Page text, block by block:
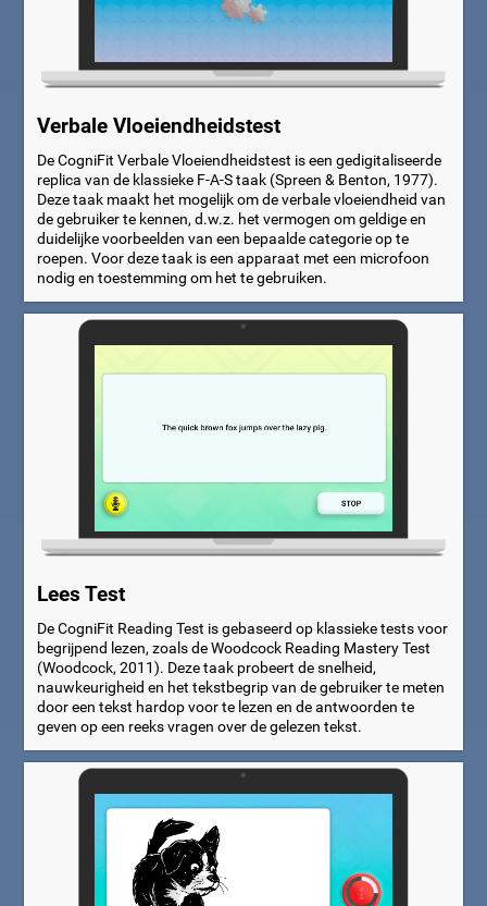
Verbale Vloeiendheidstest
De CogniFit Verbale Vloeiendheidstest is een gedigitaliseerde
replica van de klassieke F-A-S taak (Spreen & Benton, 1977).
Deze taak maakt het mogelijk om de verbale vloeiendheid van
de gebruiker te kennen, d.w.z. het vermogen om geldige en
duidelijke voorbeelden van een bepaalde categorie op te
roepen. Voor deze taak is een apparaat met een microfoon
nodig en toestemming om het te gebruiken.
Lees Test
De CogniFit Reading Test is gebaseerd op klassieke tests voor
begrijpend lezen, zoals de Woodcock Reading Mastery Test
(Woodcock, 2011). Deze taak probeert de snelheid,
nauwkeurigheid en het tekstbegrip van de gebruiker te meten
door een tekst hardop voor te lezen en de antwoorden te
geven op een reeks vragen over de gelezen tekst.